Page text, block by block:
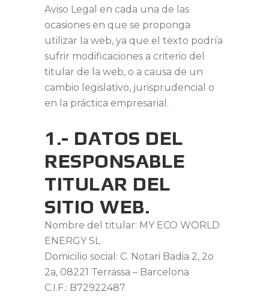
Aviso Legal en cada una de las
ocasiones en que se proponga
utilizar la web, ya que el texto podría
sufrir modificaciones a criterio del
titular de la web, o a causa de un
cambio legislativo, jurisprudencial o
en la práctica empresarial.
1.- DATOS DEL
RESPONSABLE
TITULAR DEL
SITIO WEB.
Nombre del titular: MY ECO WORLD
ENERGY SL
Domicilio social: C. Notari Badia 2, 2o
2a, 08221 Terrassa – Barcelona
C.I.F.: B72922487